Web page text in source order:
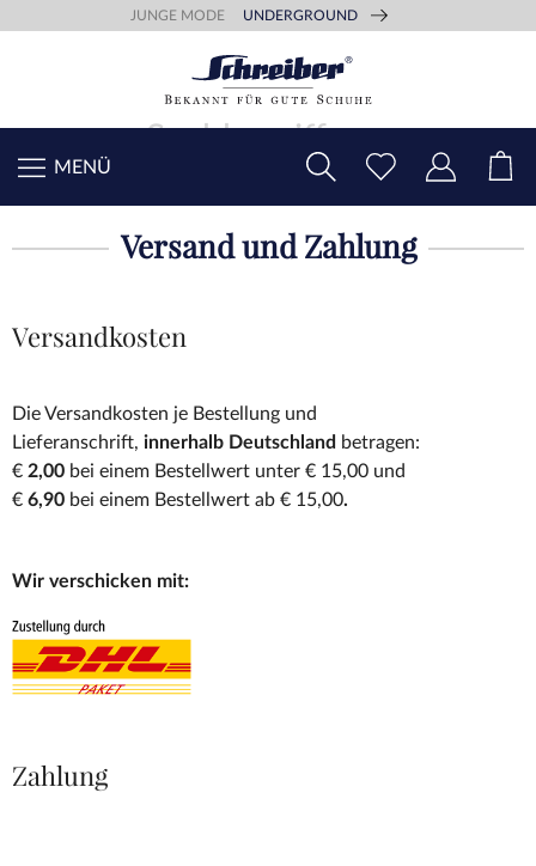
JUNGE MODE UNDERGROUND
MENÜ
Versand und Zahlung
Versandkosten
Die Versandkosten je Bestellung und
Lieferanschrift, innerhalb Deutschland betragen:
€ 2,00 bei einem Bestellwert unter € 15,00 und
€ 6,90 bei einem Bestellwert ab € 15,00.
Wir verschicken mit:
Zahlung